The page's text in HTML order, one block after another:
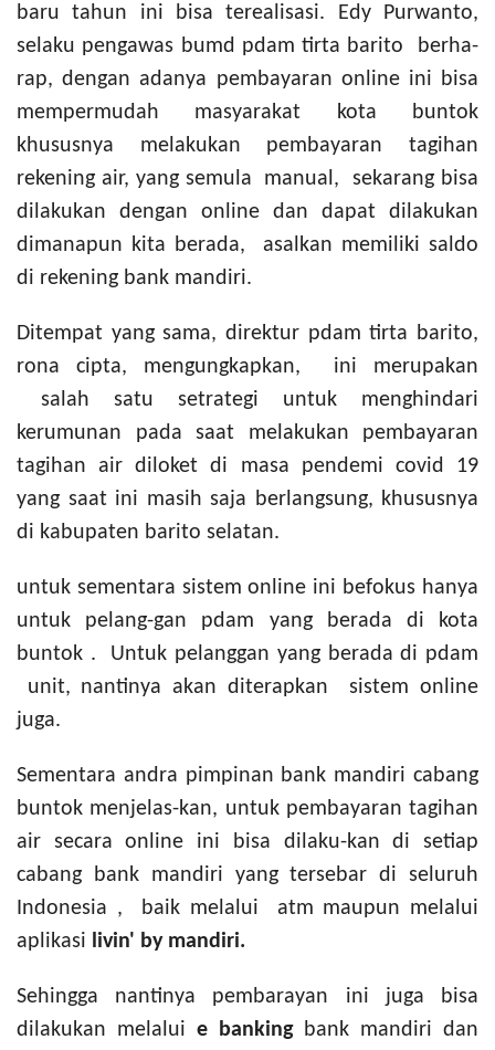
baru tahun ini bisa terealisasi. Edy Purwanto,
selaku pengawas bumd pdam tirta barito berha-
rap, dengan adanya pembayaran online ini bisa
mempermudah masyarakat kota buntok
khususnya melakukan pembayaran tagihan
rekening air, yang semula manual, sekarang bisa
dilakukan dengan online dan dapat dilakukan
dimanapun kita berada, asalkan memiliki saldo
di rekening bank mandiri.
Ditempat yang sama, direktur pdam tirta barito,
rona cipta, mengungkapkan, ini merupakan
salah satu setrategi untuk menghindari
kerumunan pada saat melakukan pembayaran
tagihan air diloket di masa pendemi covid 19
yang saat ini masih saja berlangsung, khususnya
di kabupaten barito selatan.
untuk sementara sistem online ini befokus hanya
untuk pelang-gan pdam yang berada di kota
buntok . Untuk pelanggan yang berada di pdam
unit, nantinya akan diterapkan sistem online
juga.
Sementara andra pimpinan bank mandiri cabang
buntok menjelas-kan, untuk pembayaran tagihan
air secara online ini bisa dilaku-kan di setiap
cabang bank mandiri yang tersebar di seluruh
Indonesia , baik melalui atm maupun melalui
aplikasi livin' by mandiri.
Sehingga nantinya pembarayan ini juga bisa
dilakukan melalui e bankingbank mandiri dan